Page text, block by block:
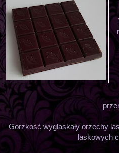
Gorzkość wygłaskały orzechy
laskowych